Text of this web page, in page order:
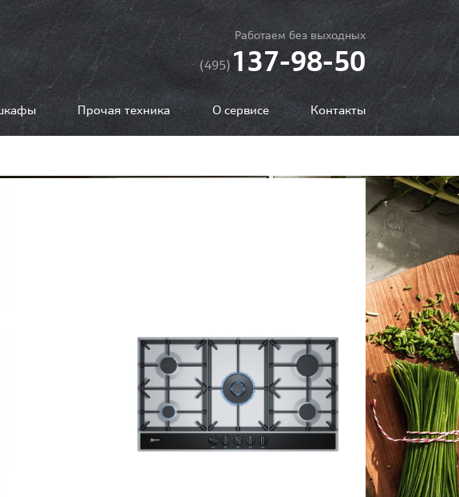
Работаем без выходных
(495)137-98-50
Прочая техника О сервисе Контакты